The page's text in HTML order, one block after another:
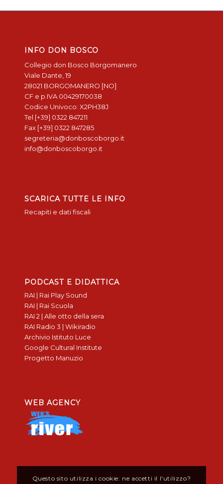
INFO DON BOSCO
Collegio don Bosco Borgomanero
Viale Dante, 19
28021 BORGOMANERO [NO]
CF e p.IVA 00429170038
Codice Univoco: X2PH38J
Tel [+39] 0322 847211
Fax [+39] 0322 847285
segreteria@donboscoborgo.it
info@donboscoborgo.it
SCARICA TUTTE LE INFO
Recapiti e dati fiscali
PODCAST E DIDATTICA
RAI | Rai Play Sound
RAI | Rai Scuola
RAI 2 | Alle otto della sera
RAI Radio 3 | Wikiradio
Archivio Istituto Luce
Google Cultural Institute
Progetto Manuzio
WEB AGENCY
Questo sito utilizza i cookie: ne accetti il l'utilizzo?